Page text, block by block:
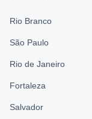
Rio Branco
São Paulo
Rio de Janeiro
Fortaleza
Salvador